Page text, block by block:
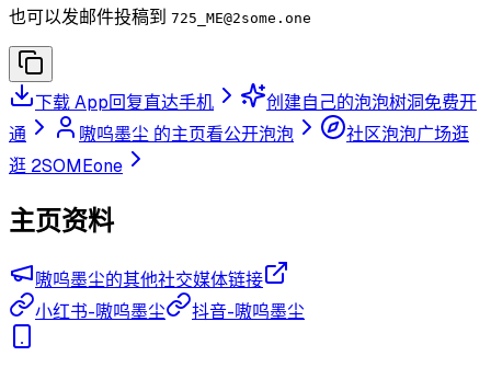
也可以发邮件投稿到 725_ME@2some.one
下载 App回复直达手机 创建自己的泡泡树洞免费开
通
嗷呜墨尘 的主页看公开泡泡 社区泡泡广场逛
逛 2SOMEone
主页资料
嗷呜墨尘的其他社交媒体链接
小红书-嗷呜墨尘
抖音-嗷呜墨尘